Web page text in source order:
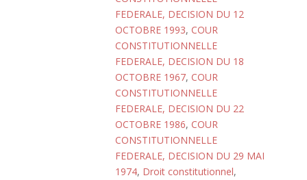
FEDERALE, DECISION DU 12
OCTOBRE 1993, COUR
CONSTITUTIONNELLE
FEDERALE, DECISION DU 18
OCTOBRE 1967, COUR
CONSTITUTIONNELLE
FEDERALE, DECISION DU 22
OCTOBRE 1986, COUR
CONSTITUTIONNELLE
FEDERALE, DECISION DU 29 MAI
1974, Droit constitutionnel,